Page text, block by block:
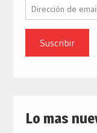
Dirección
email
Lo mas